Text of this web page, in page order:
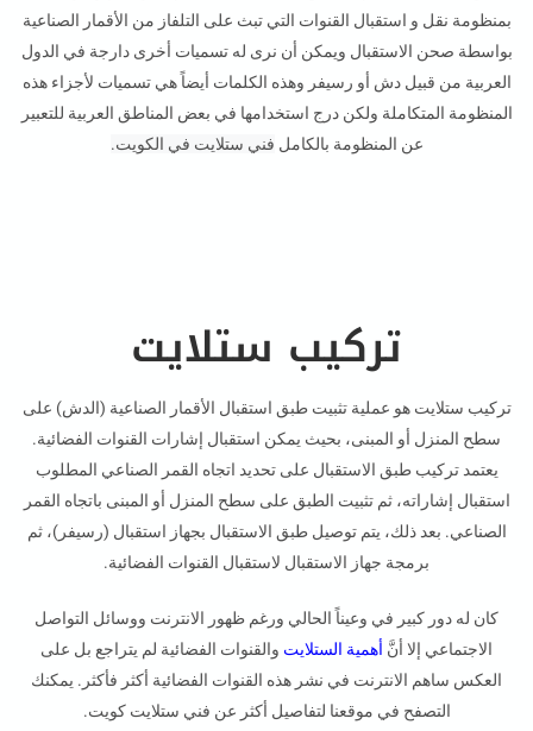
بمنظومة نقل و استقبال القنوات التي تبث على التلفاز من الأقمار الصناعية
بواسطة صحن الاستقبال ويمكن أن نرى له تسميات أخرى دارجة في الدول
العربية من قبيل دش أو رسيفر وهذه الكلمات أيضاً هي تسميات لأجزاء هذه
المنظومة المتكاملة ولكن درج استخدامها في بعض المناطق العربية للتعبير
عن المنظومة بالكامل فني ستلايت في الكويت.
تركيب ستلايت
تركيب ستلايت هو عملية تثبيت طبق استقبال الأقمار الصناعية (الدش) على
سطح المنزل أو المبنى، بحيث يمكن استقبال إشارات القنوات الفضائية.
يعتمد تركيب طبق الاستقبال على تحديد اتجاه القمر الصناعي المطلوب
استقبال إشاراته، ثم تثبيت الطبق على سطح المنزل أو المبنى باتجاه القمر
الصناعي. بعد ذلك، يتم توصيل طبق الاستقبال بجهاز استقبال (رسيفر)، ثم
برمجة جهاز الاستقبال لاستقبال القنوات الفضائية.
كان له دور كبير في وعيناً الحالي ورغم ظهور الانترنت ووسائل التواصل
الاجتماعي إلا أنَّ أهمية الستلايت والقنوات الفضائية لم يتراجع بل على
العكس ساهم الانترنت في نشر هذه القنوات الفضائية أكثر فأكثر. يمكنك
التصفح في موقعنا لتفاصيل أكثر عن فني ستلايت كويت.